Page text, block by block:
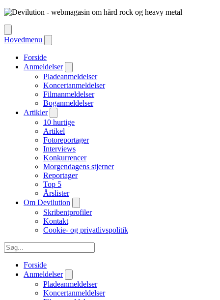
Hovedmenu
Forside
Anmeldelser
Pladeanmeldelser
Koncertanmeldelser
Filmanmeldelser
Boganmeldelser
Artikler
10 hurtige
Artikel
Fotoreportager
Interviews
Konkurrencer
Morgendagens stjerner
Reportager
Top 5
Årslister
Om Devilution
Skribentprofiler
Kontakt
Cookie- og privatlivspolitik
Forside
Anmeldelser
Pladeanmeldelser
Koncertanmeldelser